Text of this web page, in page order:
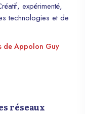
expérimenté,
technologies et de
de Appolon Guy
réseaux